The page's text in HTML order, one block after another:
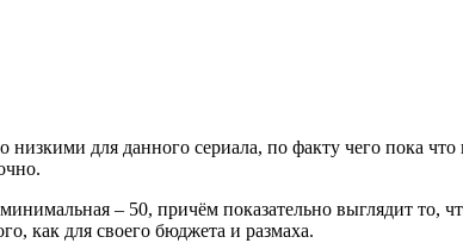
для данного сериала, по факту чего пока что
– 50, причём показательно выглядит то,
как для своего бюджета и размаха.